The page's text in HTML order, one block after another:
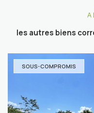
A
les autres biens
SOUS-COMPROMIS